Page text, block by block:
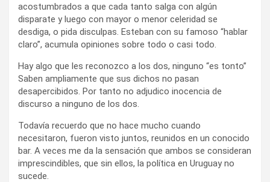
acostumbrados a que cada tanto salga con algún
disparate y luego con mayor o menor celeridad se
desdiga, o pida disculpas. Esteban con su famoso “hablar
claro”, acumula opiniones sobre todo o casi todo.
Hay algo que les reconozco a los dos, ninguno “es tonto”
Saben ampliamente que sus dichos no pasan
desapercibidos. Por tanto no adjudico inocencia de
discurso a ninguno de los dos.
Todavía recuerdo que no hace mucho cuando
necesitaron, fueron visto juntos, reunidos en un conocido
bar. A veces me da la sensación que ambos se consideran
imprescindibles, que sin ellos, la política en Uruguay no
sucede.